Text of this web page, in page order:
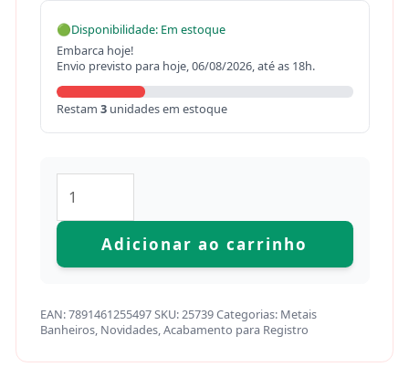
🟢Disponibilidade: Em estoque
Embarca hoje!
Envio previsto para hoje, 06/08/2026, até as 18h.
Restam 3unidades em estoque
Adicionar ao carrinho
EAN:7891461255497SKU:25739Categorias: Metais
Banheiros, Novidades,Acabamento para Registro